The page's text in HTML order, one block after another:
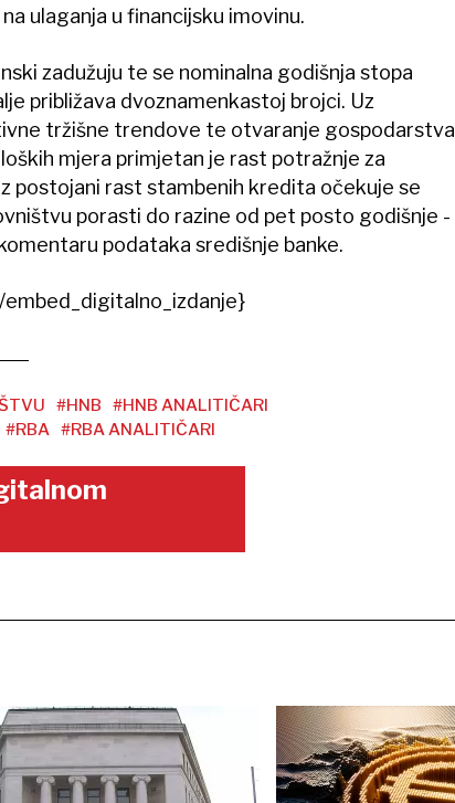
ulaganja u financijsku imovinu.
zadužuju te se nominalna godišnja stopa
približava dvoznamenkastoj brojci. Uz
tržišne trendove te otvaranje gospodarstva
mjera primjetan je rast potražnje za
postojani rast stambenih kredita očekuje se
porasti do razine od pet posto godišnje -
podataka središnje banke.
#HNB
#HNB ANALITIČARI
#RBA #RBA ANALITIČARI